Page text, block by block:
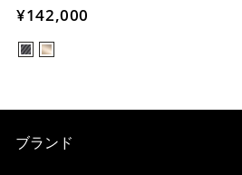
¥142,000
ブランド